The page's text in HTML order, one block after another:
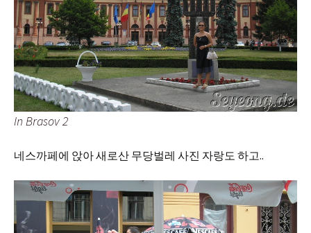
In Brasov 2
네스까페에 앉아 새로산 무당벌레 사진 자랑도 하고..